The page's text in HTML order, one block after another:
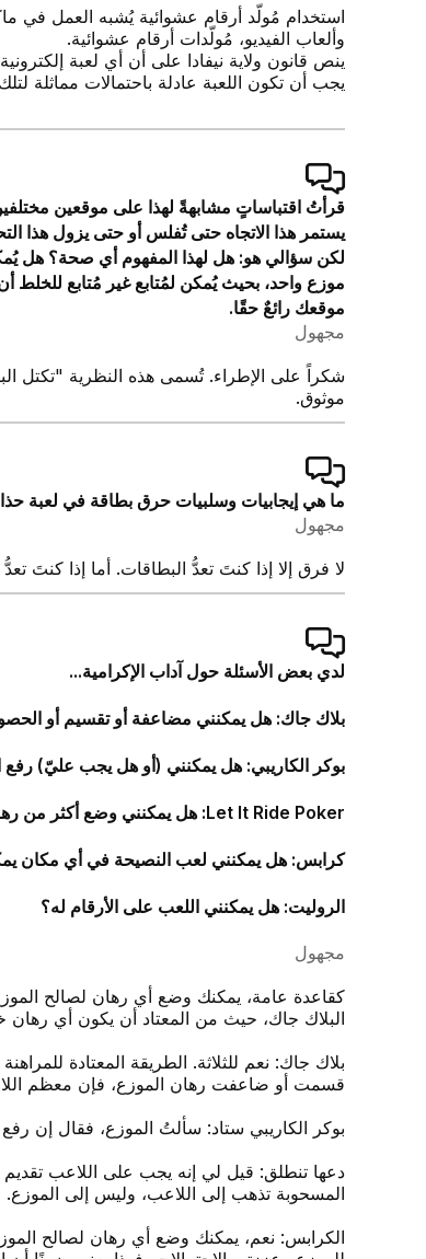
استخدام مُولّد أرقام عشوائية يُشبه العمل في
وألعاب الفيديو، مُولّدات أرقام عشوائية.
ينص قانون ولاية نيفادا على أن أي لعبة
يجب أن تكون اللعبة عادلة باحتمالات مماثلة
يستمر هذا الاتجاه حتى تُفلس أو حتى يزول
لكن سؤالي هو: هل لهذا المفهوم أي صحة؟ هل
موزع واحد، بحيث يُمكن لمُتابع غير مُتابع للخلط
موقعك رائعٌ حقًا.
مجهول
شكراً على الإطراء. تُسمى هذه النظرية "تكتل
موثوق.
ما هي إيجابيات وسلبيات حرق بطاقة في لعبة
مجهول
لا فرق إلا إذا كنتَ تعدُّ البطاقات. أما إذا كنتَ
لدي بعض الأسئلة حول آداب الإكرامية...
بلاك جاك: هل يمكنني مضاعفة أو تقسيم أو
بوكر الكاريبي: هل يمكنني (أو هل يجب عليّ) رفع
Let It Ride Poker: هل يمكنني وضع أكثر من رهان واحد للموزع (ماذا يحدث إذا قررت سحب أحد رهاناتي وكان هناك إكرامية)؟
كرابس: هل يمكنني لعب النصيحة في أي مكان
الروليت: هل يمكنني اللعب على الأرقام له؟
مجهول
كقاعدة عامة، يمكنك وضع أي رهان لصالح
البلاك جاك، حيث من المعتاد أن يكون أي رهان
بلاك جاك: نعم للثلاثة. الطريقة المعتادة
قسمت أو ضاعفت رهان الموزع، فإن معظم
بوكر الكاريبي ستاد: سألتُ الموزع، فقال إن
دعها تنطلق: قيل لي إنه يجب على اللاعب
المسحوبة تذهب إلى اللاعب، وليس إلى الموزع.